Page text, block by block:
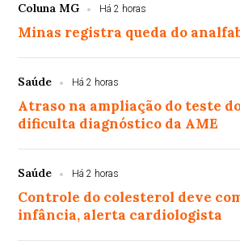
Coluna MG Há 2 horas
Minas registra queda do
Saúde Há 2 horas
Atraso na ampliação do teste
dificulta diagnóstico da AME
Saúde Há 2 horas
Controle do colesterol deve
infância, alerta cardiologista